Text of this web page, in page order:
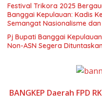
Festival Trikora 2025
Banggai Kepulauan: Kadis
Semangat Nasionalisme
Pj Bupati Banggai
Non-ASN Segera Dituntaskan
BANGKEP Daerah FPD